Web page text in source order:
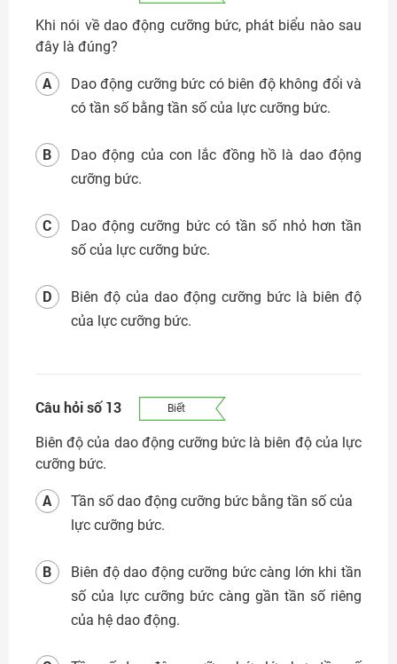
Khi nói về dao động cưỡng bức, phát biểu nào sau
đây là đúng?
Dao động cưỡng bức có biên độ không đổi và
có tần số bằng tần số của lực cưỡng bức.
A
Dao động của con lắc đồng hồ là dao động
cưỡng bức.
B
Dao động cưỡng bức có tần số nhỏ hơn tần
số của lực cưỡng bức.
C
Biên độ của dao động cưỡng bức là biên độ
của lực cưỡng bức.
D
Câu hỏi số 13 Biết
Biên độ của dao động cưỡng bức là biên độ của lực
cưỡng bức.
Tần số dao động cưỡng bức bằng tần số của
lực cưỡng bức.
A
Biên độ dao động cưỡng bức càng lớn khi tần
số của lực cưỡng bức càng gần tần số riêng
của hệ dao động.
B